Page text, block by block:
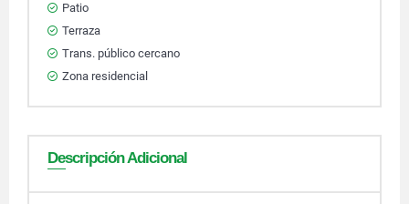
Patio
Terraza
Trans. público cercano
Zona residencial
Descripción Adicional